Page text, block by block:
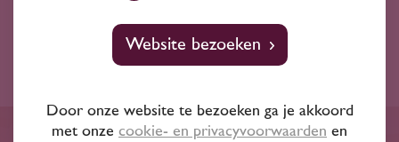
Website bezoeken
Door onze website te bezoeken ga je akkoord
met onze cookie- en privacyvoorwaarden en